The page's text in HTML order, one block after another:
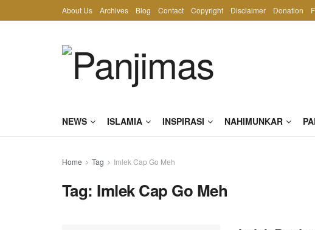
About Us Archives Blog Contact Copyright Disclaimer Donation
NEWS ISLAMIA INSPIRASI NAHIMUNKAR
Home Tag Imlek Cap Go Meh
Tag: Imlek Cap Go Meh